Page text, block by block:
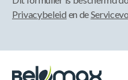
Privacybeleid en de